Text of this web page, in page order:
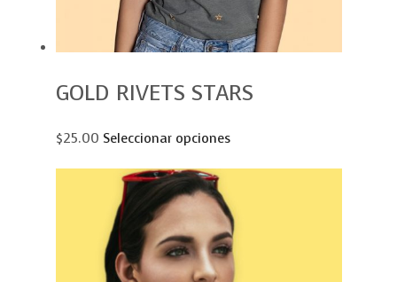
GOLD RIVETS STARS
$25.00 Seleccionar opciones